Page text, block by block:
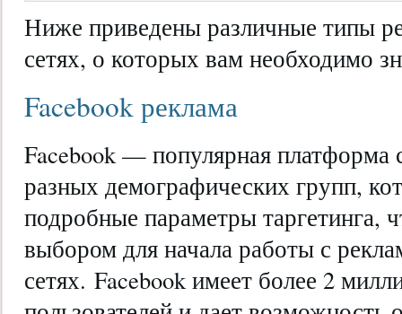
Ниже приведены различные типы
сетях, о которых вам необходимо
Facebook реклама
Facebook — популярная платформа
разных демографических групп,
подробные параметры таргетинга,
выбором для начала работы с
сетях. Facebook имеет более 2